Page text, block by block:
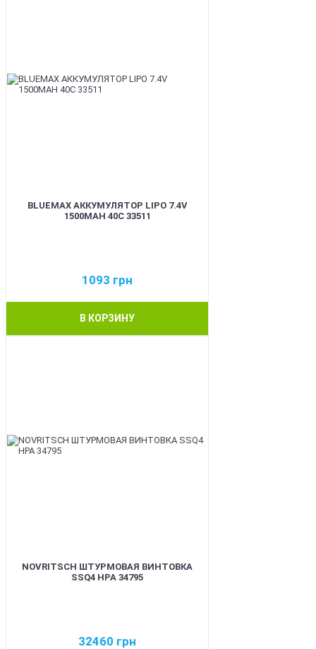
BLUEMAX АККУМУЛЯТОР LIPO 7.4V
1500MAH 40C 33511
1093 грн
В КОРЗИНУ
NOVRITSCH ШТУРМОВАЯ ВИНТОВКА
SSQ4 HPA 34795
32460 грн